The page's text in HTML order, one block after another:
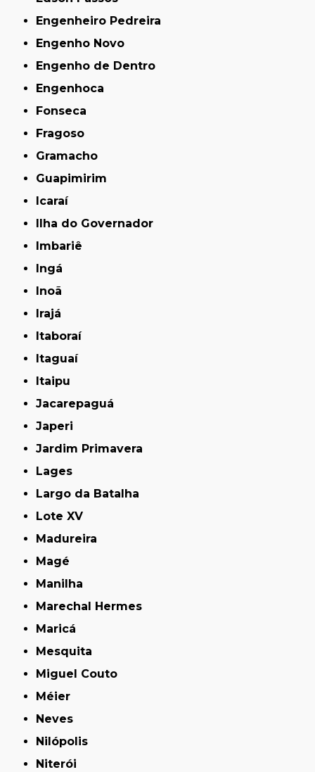
Engenheiro Pedreira
Engenho Novo
Engenho de Dentro
Engenhoca
Fonseca
Fragoso
Gramacho
Guapimirim
Icaraí
Ilha do Governador
Imbariê
Ingá
Inoã
Irajá
Itaboraí
Itaguaí
Itaipu
Jacarepaguá
Japeri
Jardim Primavera
Lages
Largo da Batalha
Lote XV
Madureira
Magé
Manilha
Marechal Hermes
Maricá
Mesquita
Miguel Couto
Méier
Neves
Nilópolis
Niterói